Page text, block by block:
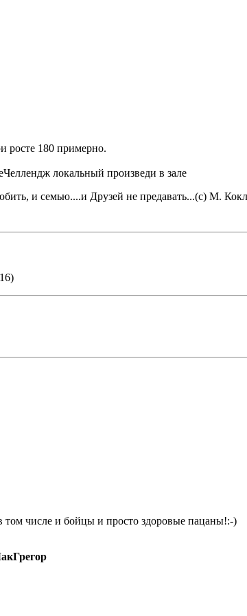
росте 180 примерно.
локальный произведи в зале
и семью....и Друзей не предавать...(с) М.
том числе и бойцы и просто здоровые пацаны!:-)